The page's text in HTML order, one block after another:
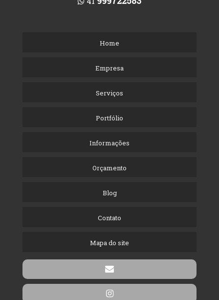
Home
Empresa
Serviços
Portfólio
Informações
Orçamento
Blog
Contato
Mapa do site